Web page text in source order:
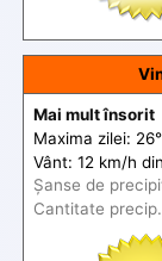
Mai mult însorit
Maxima zilei: 26°
Vânt: 12 km/h
Șanse de precip
Cantitate